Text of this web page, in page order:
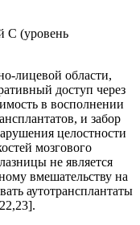
С (уровень
лицевой области,
доступ через
в восполнении
и забор
целостности
мозгового
не является
вмешательству на
аутотрансплантаты